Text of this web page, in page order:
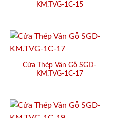
KM.TVG-1C-15
Cửa Thép Vân Gỗ SGD-
KM.TVG-1C-17